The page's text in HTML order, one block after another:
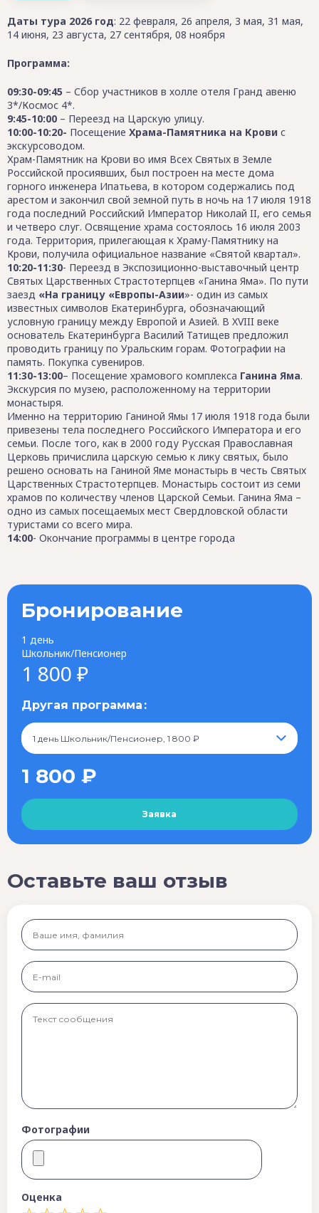
Даты тура 2026 год: 22 февраля, 26 апреля, 3 мая, 31 мая,
14 июня, 23 августа, 27 сентября, 08 ноября
Программа:
09:30-09:45 – Сбор участников в холле отеля Гранд авеню
3*/Космос 4*.
9:45-10:00 – Переезд на Царскую улицу.
10:00-10:20- Посещение Храма-Памятника на Крови с
экскурсоводом.
Храм-Памятник на Крови во имя Всех Святых в Земле
Российской просиявших, был построен на месте дома
горного инженера Ипатьева, в котором содержались под
арестом и закончил свой земной путь в ночь на 17 июля 1918
года последний Российский Император Николай II, его семья
и четверо слуг. Освящение храма состоялось 16 июля 2003
года. Территория, прилегающая к Храму-Памятнику на
Крови, получила официальное название «Святой квартал».
10:20-11:30- Переезд в Экспозиционно-выставочный центр
Святых Царственных Страстотерпцев «Ганина Яма». По пути
заезд «На границу «Европы-Азии»- один из самых
известных символов Екатеринбурга, обозначающий
условную границу между Европой и Азией. В XVIII веке
основатель Екатеринбурга Василий Татищев предложил
проводить границу по Уральским горам. Фотографии на
память. Покупка сувениров.
11:30-13:00– Посещение храмового комплекса Ганина Яма.
Экскурсия по музею, расположенному на территории
монастыря.
Именно на территорию Ганиной Ямы 17 июля 1918 года были
привезены тела последнего Российского Императора и его
семьи. После того, как в 2000 году Русская Православная
Церковь причислила царскую семью к лику святых, было
решено основать на Ганиной Яме монастырь в честь Святых
Царственных Страстотерпцев. Монастырь состоит из семи
храмов по количеству членов Царской Семьи. Ганина Яма –
одно из самых посещаемых мест Свердловской области
туристами со всего мира.
14:00- Окончание программы в центре города
Бронирование
1 день
Школьник/Пенсионер
1 800 ₽
Другая программа
1 день Школьник/Пенсионер, 1 800 ₽
1 800 ₽
Оставьте ваш отзыв
Фотографии
Оценка